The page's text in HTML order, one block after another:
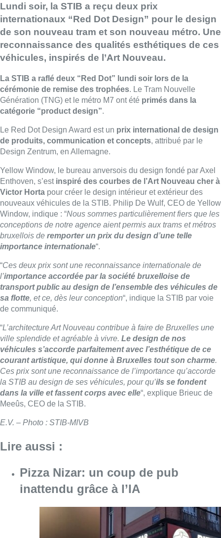
Lundi soir, la STIB a reçu deux prix
internationaux “Red Dot Design” pour le design
de son nouveau tram et son nouveau métro. Une
reconnaissance des qualités esthétiques de ces
véhicules, inspirés de l’Art Nouveau.
La STIB a raflé deux “Red Dot” lundi soir lors de la
cérémonie de remise des trophées. Le Tram Nouvelle
Génération (TNG) et le métro M7 ont été primés dans la
catégorie “product design”.
Le Red Dot Design Award est un prix international de design
de produits, communication et concepts, attribué par le
Design Zentrum, en Allemagne.
Yellow Window, le bureau anversois du design fondé par Axel
Enthoven, s’estinspiré des courbes de l’Art Nouveau cher à
Victor Horta pour créer le design intérieur et extérieur des
nouveaux véhicules de la STIB. Philip De Wulf, CEO de Yellow
Window, indique : “Nous sommes particulièrement fiers que les
conceptions de notre agence aient permis aux trams et métros
bruxellois de remporter un prix du design d’une telle
importance internationale“.
“Ces deux prix sont une reconnaissance internationale de
l’importance accordée par la société bruxelloise de
transport public au design de l’ensemble des véhicules de
sa flotte, et ce, dès leur conception“, indique la STIB par voie
de communiqué.
“L’architecture Art Nouveau contribue à faire de Bruxelles une
ville splendide et agréable à vivre. Le design de nos
véhicules s’accorde parfaitement avec l’esthétique de ce
courant artistique, qui donne à Bruxelles tout son charme.
Ces prix sont une reconnaissance de l’importance qu’accorde
la STIB au design de ses véhicules, pour qu’ils se fondent
dans la ville et fassent corps avec elle“, explique Brieuc de
Meeûs, CEO de la STIB.
E.V. – Photo : STIB-MIVB
Lire aussi :
Pizza Nizar: un coup de pub
inattendu grâce à l’IA